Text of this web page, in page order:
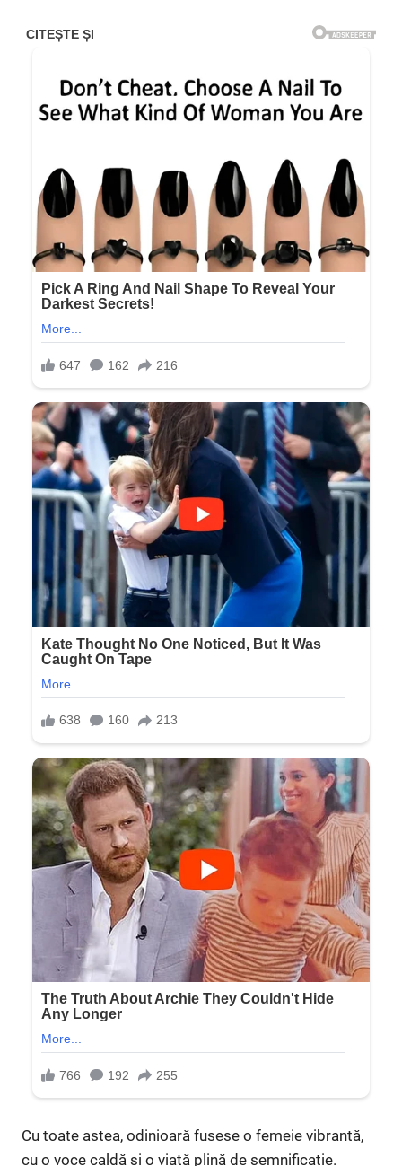
Cu toate astea, odinioară fusese o femeie vibrantă,
cu o voce caldă și o viață plină de semnificație.